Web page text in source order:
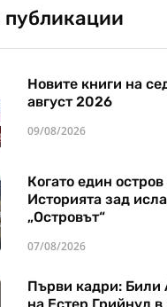
Новите книги на
август 2026
09/08/2026
Когато един
Историята зад
„Островът“
07/08/2026
Първи кадри: Били
на Естер Грийнуд